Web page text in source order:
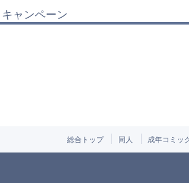
ャンペーン
総合トップ 同人 成年コミッ